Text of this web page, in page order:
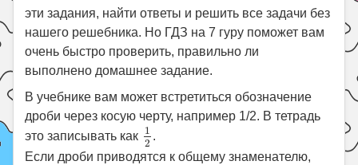
эти задания, найти ответы и решить все задачи без
нашего решебника. Но ГДЗ на 7 гуру поможет вам
очень быстро проверить, правильно ли
выполнено домашнее задание.
В учебнике вам может встретиться обозначение
дроби через косую черту, например 1/2. В тетрадь
это записывать как 1
2
12
.
Если дроби приводятся к общему знаменателю,